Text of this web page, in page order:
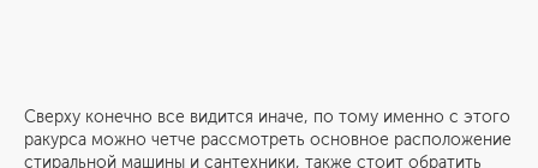
Сверху конечно все видится иначе, по тому именно с этого
ракурса можно четче рассмотреть основное расположение
стиральной машины и сантехники, также стоит обратить